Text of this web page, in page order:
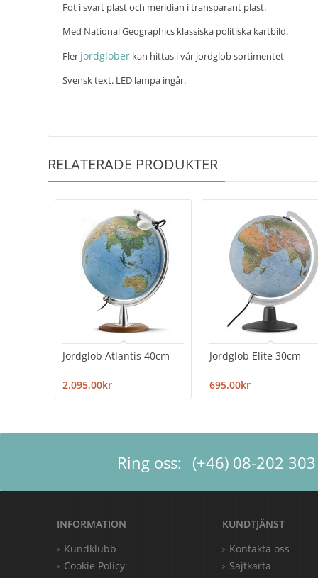
Fot i svart plast och meridian i transparant plast.
Med National Geographics klassiska politiska kartbild.
Fler jordglober kan hittas i vår jordglob sortimentet
Svensk text. LED lampa ingår.
RELATERADE PRODUKTER
Jordglob Atlantis 40cm
2.095,00kr
Jordglob Elite 30cm
695,00kr
Ring oss: (+46) 08-202 303
KUNDTJÄNST
Kontakta oss
Sajtkarta
INFORMATION
Kundklubb
Cookie Policy